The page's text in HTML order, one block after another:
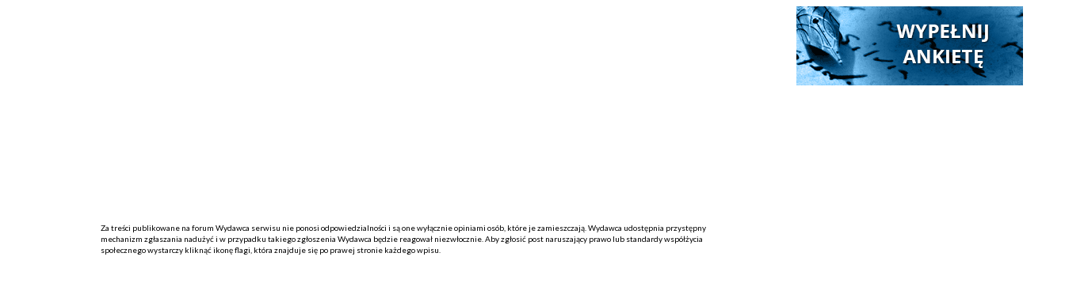
Za treści publikowane na forum Wydawca serwisu nie ponosi odpowiedzialności i są one wyłącznie opiniami osób, które je zamieszczają. Wydawca udostępnia przystępny
mechanizm zgłaszania nadużyć i w przypadku takiego zgłoszenia Wydawca będzie reagował niezwłocznie. Aby zgłosić post naruszający prawo lub standardy współżycia
społecznego wystarczy kliknąć ikonę flagi, która znajduje się po prawej stronie każdego wpisu.